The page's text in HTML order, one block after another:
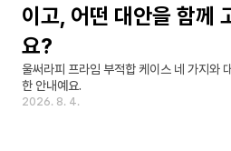
이고, 어떤 대안을 함께
요?
울써라피 프라임 부적합 케이스 네 가지와
한 안내예요.
2026. 8. 4.